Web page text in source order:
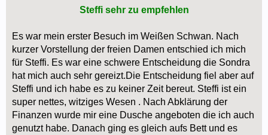
Steffi sehr zu empfehlen
Es war mein erster Besuch im Weißen Schwan. Nach
kurzer Vorstellung der freien Damen entschied ich mich
für Steffi. Es war eine schwere Entscheidung die Sondra
hat mich auch sehr gereizt.Die Entscheidung fiel aber auf
Steffi und ich habe es zu keiner Zeit bereut. Steffi ist ein
super nettes, witziges Wesen . Nach Abklärung der
Finanzen wurde mir eine Dusche angeboten die ich auch
genutzt habe. Danach ging es gleich aufs Bett und es